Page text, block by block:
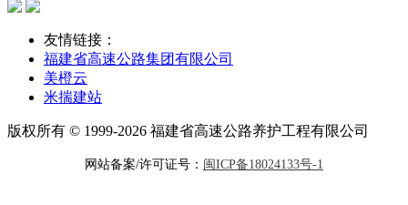
友情链接：
福建省高速公路集团有限公司
美橙云
米揣建站
版权所有 © 1999-2026 福建省高速公路养护工程有限公司
网站备案/许可证号： 闽ICP备18024133号-1